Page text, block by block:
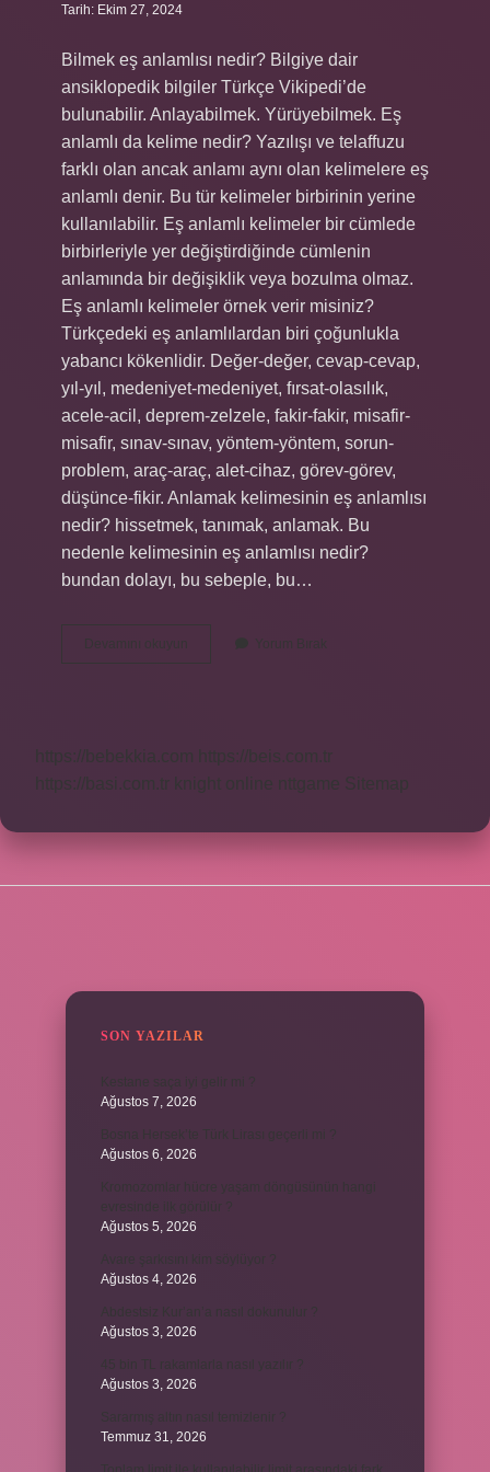
Tarih: Ekim 27, 2024
Bilmek eş anlamlısı nedir? Bilgiye dair
ansiklopedik bilgiler Türkçe Vikipedi’de
bulunabilir. Anlayabilmek. Yürüyebilmek. Eş
anlamlı da kelime nedir? Yazılışı ve telaffuzu
farklı olan ancak anlamı aynı olan kelimelere eş
anlamlı denir. Bu tür kelimeler birbirinin yerine
kullanılabilir. Eş anlamlı kelimeler bir cümlede
birbirleriyle yer değiştirdiğinde cümlenin
anlamında bir değişiklik veya bozulma olmaz.
Eş anlamlı kelimeler örnek verir misiniz?
Türkçedeki eş anlamlılardan biri çoğunlukla
yabancı kökenlidir. Değer-değer, cevap-cevap,
yıl-yıl, medeniyet-medeniyet, fırsat-olasılık,
acele-acil, deprem-zelzele, fakir-fakir, misafir-
misafir, sınav-sınav, yöntem-yöntem, sorun-
problem, araç-araç, alet-cihaz, görev-görev,
düşünce-fikir. Anlamak kelimesinin eş anlamlısı
nedir? hissetmek, tanımak, anlamak. Bu
nedenle kelimesinin eş anlamlısı nedir?
bundan dolayı, bu sebeple, bu…
Devamını okuyun
Kelimesinin
Yorum Bırak
https://bebekkia.com
https://beis.com.tr
https://basi.com.tr
knight online nttgame Sitemap
SON YAZILAR
Ağustos 7, 2026
Ağustos 6, 2026
Ağustos 5, 2026
Ağustos 4, 2026
Ağustos 3, 2026
Ağustos 3, 2026
Temmuz 31, 2026